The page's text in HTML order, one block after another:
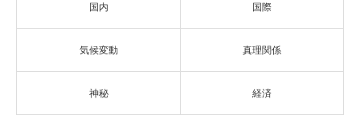
国内 国際
気候変動 真理関係
神秘 経済